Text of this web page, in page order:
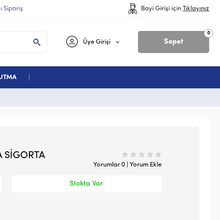
Sipariş Bayi Girişi için Tıklayınız
Sepet
0
Üye Girişi
SİGORTA
Yorumlar 0 | Yorum Ekle
Stokta Var